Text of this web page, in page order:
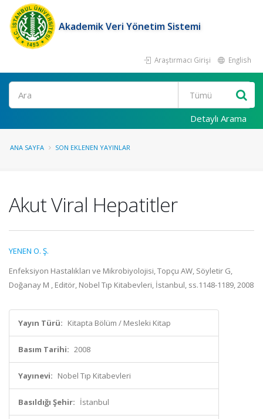
Akademik Veri Yönetim Sistemi
Araştırmacı Girişi English
Ara
Detaylı Arama
ANA SAYFA SON EKLENEN YAYINLAR
Akut Viral Hepatitler
YENEN O. Ş.
Enfeksiyon Hastalıkları ve Mikrobiyolojisi, Topçu AW, Söyletir G,
Doğanay M , Editör, Nobel Tıp Kitabevleri, İstanbul, ss.1148-1189, 2008
Yayın Türü: Kitapta Bölüm / Mesleki Kitap
Basım Tarihi: 2008
Yayınevi: Nobel Tıp Kitabevleri
Basıldığı Şehir: İstanbul